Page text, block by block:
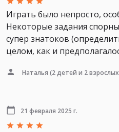
Играть было непросто,
Некоторые задания
супер знатоков
целом, как и
Наталья (2 детей и 2
21 февраля 2025 г.